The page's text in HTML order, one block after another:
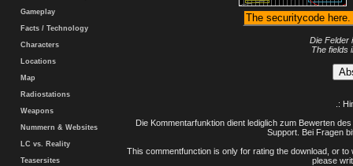
Gameplay
Facts / Technology
Characters
Locations
Map
Radiostations
Weapons
Nummern & Websites
LC vs. Reality
Teasersites
Die Felder
The fields
.:
Die Kommentarfunktion dient lediglich zum Bewerten
Support. Bei Fragen
This commentfunction is only for rating the download, or
please